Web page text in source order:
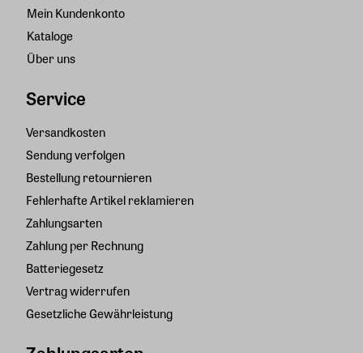
Mein Kundenkonto
Kataloge
Über uns
Service
Versandkosten
Sendung verfolgen
Bestellung retournieren
Fehlerhafte Artikel reklamieren
Zahlungsarten
Zahlung per Rechnung
Batteriegesetz
Vertrag widerrufen
Gesetzliche Gewährleistung